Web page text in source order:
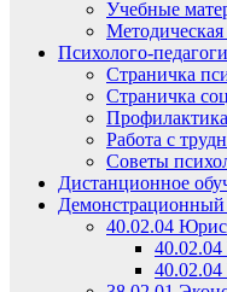
Учебные
Методическая
Психолого-
Страничка
Страничка
Работа с
Советы
Дистанционное
Демонстрационный
40.02.04